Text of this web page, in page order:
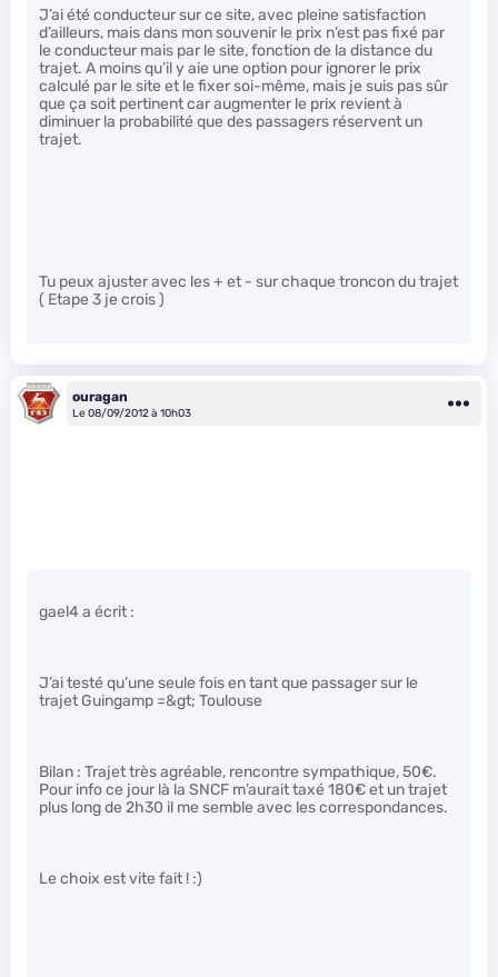
J’ai été conducteur sur ce site, avec pleine satisfaction
d’ailleurs, mais dans mon souvenir le prix n’est pas fixé par
le conducteur mais par le site, fonction de la distance du
trajet. A moins qu’il y aie une option pour ignorer le prix
calculé par le site et le fixer soi-même, mais je suis pas sûr
que ça soit pertinent car augmenter le prix revient à
diminuer la probabilité que des passagers réservent un
trajet.
Tu peux ajuster avec les + et - sur chaque troncon du trajet
( Etape 3 je crois )
ouragan
Le 08/09/2012 à 10h03
gael4 a écrit :
J’ai testé qu’une seule fois en tant que passager sur le
trajet Guingamp =&gt; Toulouse
Bilan : Trajet très agréable, rencontre sympathique, 50€.
Pour info ce jour là la SNCF m’aurait taxé 180€ et un trajet
plus long de 2h30 il me semble avec les correspondances.
Le choix est vite fait ! :)